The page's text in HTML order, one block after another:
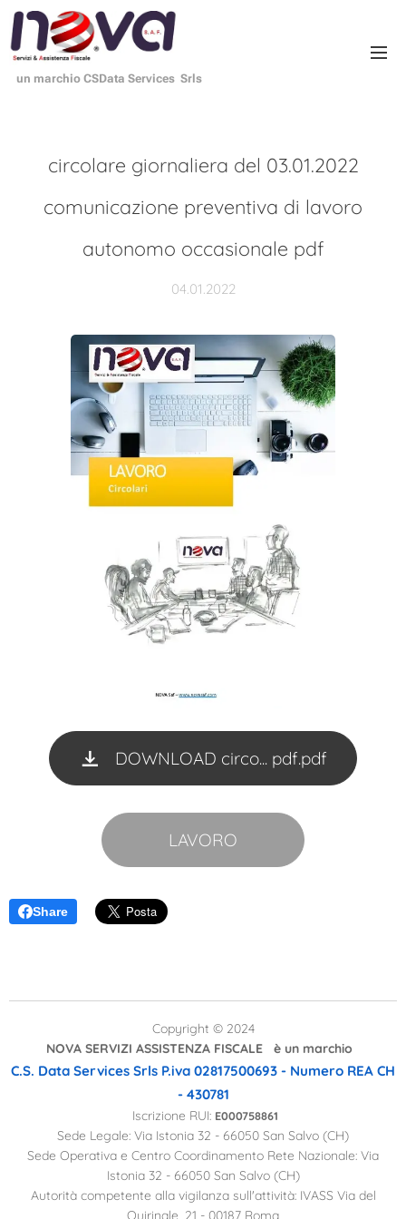
un marchio CSData Services Srls
circolare giornaliera del 03.01.2022
comunicazione preventiva di lavoro
autonomo occasionale pdf
04.01.2022
DOWNLOAD circo... pdf.pdf
LAVORO
Share
Copyright © 2024
NOVA SERVIZI ASSISTENZA FISCALE è un marchio
C.S. Data Services Srls P.iva 02817500693 - Numero REA CH
- 430781
Iscrizione RUI: E000758861
Sede Legale: Via Istonia 32 - 66050 San Salvo (CH)
Sede Operativa e Centro Coordinamento Rete Nazionale: Via
Istonia 32 - 66050 San Salvo (CH)
Autorità competente alla vigilanza sull'attività: IVASS Via del
Quirinale, 21 - 00187 Roma